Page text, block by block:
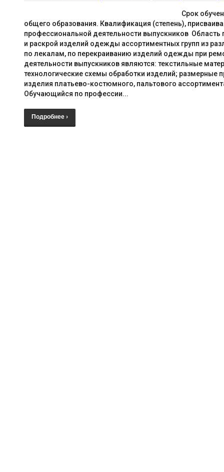
Срок
общего образования. Квалификация (степень),
профессиональной деятельности выпускников
и раскрой изделий одежды ассортиментных групп из
по лекалам, по перекраиванию изделий одежды при
деятельности выпускников являются: текстильные
технологические схемы обработки изделий; размерные
изделия платьево-костюмного, пальтового
Обучающийся по профессии...
Подробнее ›